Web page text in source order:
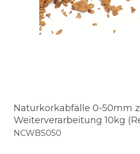
Naturkorkabfälle 0-50mm
Weiterverarbeitung 10kg
NCWBS050